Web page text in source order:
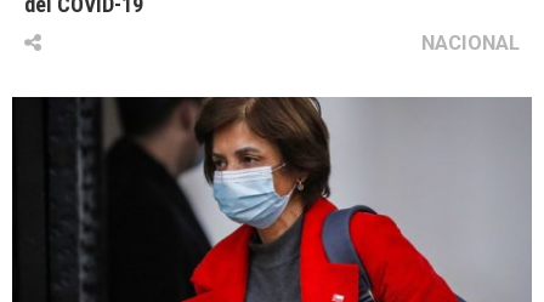
NACIONAL